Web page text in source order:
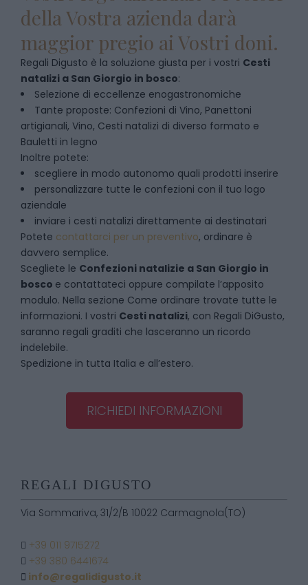
della Vostra azienda darà
maggior pregio ai Vostri doni.
Regali Digusto è la soluzione giusta per i vostri Cesti
natalizi a San Giorgio in bosco:
Selezione di eccellenze enogastronomiche
Tante proposte: Confezioni di Vino, Panettoni
artigianali, Vino, Cesti natalizi di diverso formato e
Bauletti in legno
Inoltre potete:
scegliere in modo autonomo quali prodotti inserire
personalizzare tutte le confezioni con il tuo logo
aziendale
inviare i cesti natalizi direttamente ai destinatari
Potete contattarci per un preventivo, ordinare è
davvero semplice.
Scegliete le Confezioni natalizie a San Giorgio in
bosco e contattateci oppure compilate l’apposito
modulo. Nella sezione Come ordinare trovate tutte le
informazioni. I vostri Cesti natalizi, con Regali DiGusto,
saranno regali graditi che lasceranno un ricordo
indelebile.
Spedizione in tutta Italia e all’estero.
RICHIEDI INFORMAZIONI
REGALI DIGUSTO
Via Sommariva, 31/2/B 10022 Carmagnola(TO)
+39 011 9715272
+39 380 6441674
info@regalidigusto.it